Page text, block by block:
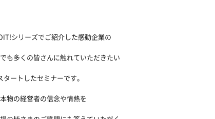
シリーズでご紹介した感動企業の
も多くの皆さんに触れていただきたい
ートしたセミナーです。
物の経営者の信念や情熱を